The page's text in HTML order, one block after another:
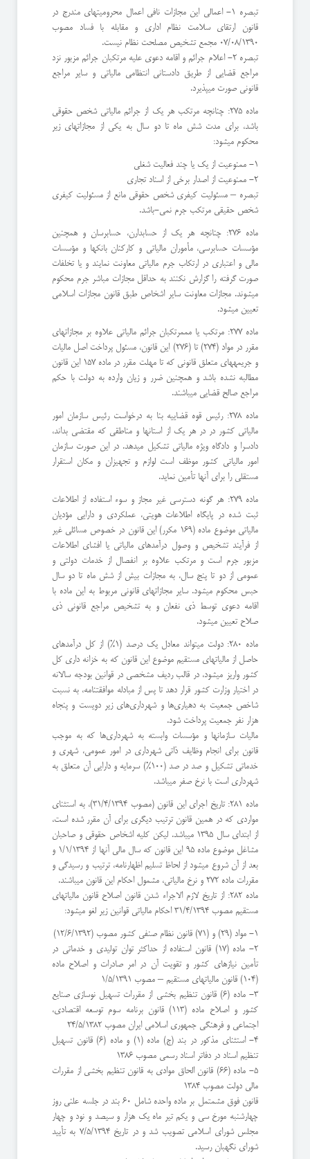
تبصره 1- اعمالی این مجازات نافی اعمال محرومیتهای مندرج در
قانون ارتقای سلامت نظام اداری و مقابله با فساد مصوب
07/08/1390 مجمع تشخیص مصلحت نظام نیست.
تبصره 2- اعلام جرائم و اقامه دعوی علیه مرتکبان جرائم مزبور نزد
مراجع قضایی از طریق دادستانی انتظامی مالیاتی و سایر مراجع
قانونی صورت میپذیرد.
ماده 275: چنانچه مرتکب هر یک از جرائم مالیاتی شخص حقوقی
باشد، برای مدت شش ماه تا دو سال به یکی از مجازاتهای زیر
محکوم میشود:
۱- ممنوعیت از یک یا چند فعالیت شغلی
۲- ممنوعیت از اصدار برخی از اسناد تجاری
تبصره – مسئولیت کیفری شخص حقوقی مانع از مسئولیت کیفری
شخص حقیقی مرتکب جرم نمی-باشد.
ماده 276: چنانچه هر یک از حسابدارن، حسابرسان و همچنین
مؤسسات حسابرسی، مأموران مالیاتی و کارکنان بانکها و مؤسسات
مالی و اعتباری در ارتکاب جرم مالیاتی معاونت نمایند و یا تخلفات
صورت گرفته را گزارش نکنند به حداقل مجازات مباشر جرم محکوم
میشوند. مجازات معاونت سایر اشخاص طبق قانون مجازات اسلامی
تعیین میشود.
ماده 277: مرتکب یا مممرتکبان جرائم مالیاتی علاوه بر مجازاتهای
مقرر در مواد (274) تا (276) این قانون، مسئول پرداخت اصل مالیات
و جریمههای متعلق قانونی که تا مهلت مقرر در ماده 157 این قانون
مطالبه نشده باشد و همچنین ضرر و زیان وارده به دولت با حکم
مراجع صالح قضایی میباشند.
ماده 278: رئیس قوه قضاییه بنا به درخواست رئیس سازمان امور
مالیاتی کشور در در هر یک از استانها و مناطقی که مقتضی بداند،
دادسرا و دادگاه ویژه مالیاتی تشکیل میدهد. در این صورت سازمان
امور مالیاتی کشور موظف است لوازم و تجهیزان و مکان استقرار
مستقلی را برای آنها تأمین نماید.
ماده 279: هر گونه دسترسی غیر مجاز و سوء استفاده از اطلاعات
ثبت شده در پایگاه اطلاعات هویتی، عملکردی و دارایی مؤدیان
مالیاتی موضوع ماده (169 مکرر) این قانون در خصوص مسائلی غیر
از فرآیند تشخیص و وصول درآمدهای مالیاتی یا افشای اطلاعات
مزبور جرم است و مرتکب علاوه بر انفصال از خدمات دولتی و
عمومی از دو تا پنج سال، به مجازات بیش از شش ماه تا دو سال
حبس محکوم میشود. سایر مجازاتهای قانونی مربوط به این ماده با
اقامه دعوی توسط ذی نفعان و به تشخیص مراجع قانونی ذی
صلاح تعیین میشود.
ماده 280: دولت میتواند معادل یک درصد (1%) از کل درآمدهای
حاصل از مالیاتهای مستقیم موضوع این قانون که به خزانه داری کل
کشور واریز میشود، در قالب ردیف مشخصی در قوانین بودجه سالانه
در اختیار وزارت کشور قرار دهد تا پس از مبادله موافقتنامه، به نسبت
شاخص جمعیت به دهیاری‌ها و شهرداری‌های زیر دویست و پنجاه
هزار نفر جمعیت پرداخت شود.
مالیات سازمانها و مؤسسات وابسته به شهرداری‌ها که به موجب
قانون برای انجام وظایف ذاتی شهرداری در امور عمومی، شهری و
خدماتی تشکیل و صد در صد (100%) سرمایه و دارایی آن متعلق به
شهرداری است با نرخ صفر میباشد.
ماده 281: تاریخ اجرای این قانون (مصوب 31/4/1394)، به استثنای
مواردی که در همین قانون ترتیب دیگری برای آن مقرر شده است،
از ابتدای سال 1395 میباشد. لیکن کلیه اشخاص حقوقی و صاحبان
مشاغل موضوع ماده 95 این قانون که سال مالی آنها از 1/1/1394 و
بعد از آن شروع میشود از لحاظ تسلیم اظهارنامه، ترتیب و رسیدگی و
مقررات ماده 272 و نرخ مالیاتی، مشمول احکام این قانون میباشند.
ماده 282: از تاریخ لازم الاجراء شدن قانون اصلاح قانون مالیاتهای
مستقیم مصوب 31/4/1394 احکام مالیاتی قوانین زیر لغو میشود:
۱- مواد (29) و (71) قانون نظام صنفی کشور مصوب (12/6/1392)
۲- ماده (17) قانون استفاده از حداکثر توان تولیدی و خدماتی در
تأمین نیازهای کشور و تقویت آن در امر صادرات و اصلاح ماده
(104) قانون مالیاتهای مستقیم – مصوب 1/5/1391
۳- ماده (6) قانون تنظیم بخشی از مقررات تسهیل نوسازی صنایع
کشور و اصلاح ماده (113) قانون برنامه سوم توسعه اقتصادی،
اجتماعی و فرهنگی جمهوری اسلامی ایران مصوب 24/5/1382
۴- استثنای مذکور در بند (ج) ماده (1) و ماده (6) قانون تسهیل
تنظیم اسناد در دفاتر اسناد رسمی مصوب 1386
۵- ماده (66) قانون الحاق موادی به قانون تنظیم بخشی از مقررات
مالی دولت مصوب 1384
قانون فوق مشمتمل بر ماده واحده شامل 60 بند در جلسه علنی روز
چهارشنبه مورخ سی و یکم تیر ماه یک هزار و سیصد و نود و چهار
مجلس شورای اسلامی تصویب شد و در تاریخ 7/5/1394 به تأیید
شورای نگهبان رسید.